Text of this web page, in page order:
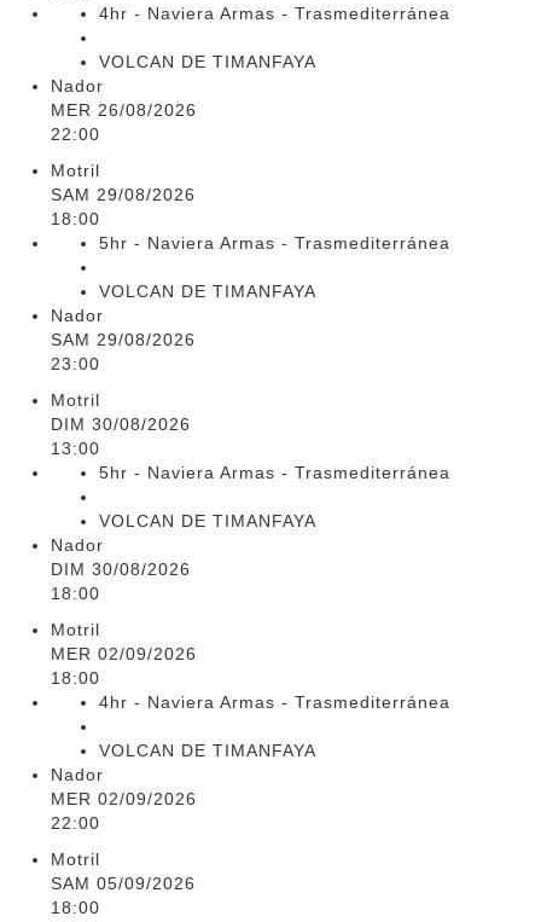
4hr - Naviera Armas - Trasmediterránea
VOLCAN DE TIMANFAYA
Nador
MER 26/08/2026
22:00
Motril
SAM 29/08/2026
18:00
5hr - Naviera Armas - Trasmediterránea
VOLCAN DE TIMANFAYA
Nador
SAM 29/08/2026
23:00
Motril
DIM 30/08/2026
13:00
5hr - Naviera Armas - Trasmediterránea
VOLCAN DE TIMANFAYA
Nador
DIM 30/08/2026
18:00
Motril
MER 02/09/2026
18:00
4hr - Naviera Armas - Trasmediterránea
VOLCAN DE TIMANFAYA
Nador
MER 02/09/2026
22:00
Motril
SAM 05/09/2026
18:00